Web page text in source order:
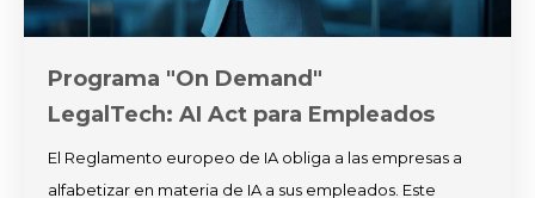
Programa "On Demand"
LegalTech: AI Act para Empleados
El Reglamento europeo de IA obliga a las empresas a
alfabetizar en materia de IA a sus empleados. Este